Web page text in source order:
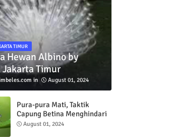
TIMUR
Hewan Albino by
Timur
August 01, 2024
Pura-pura Mati, Taktik
Capung Betina Menghindari
Pejantan
August 01, 2024